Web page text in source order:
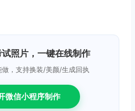
照片，一键在线制作
，支持换装/美颜/生成回执
微信小程序制作